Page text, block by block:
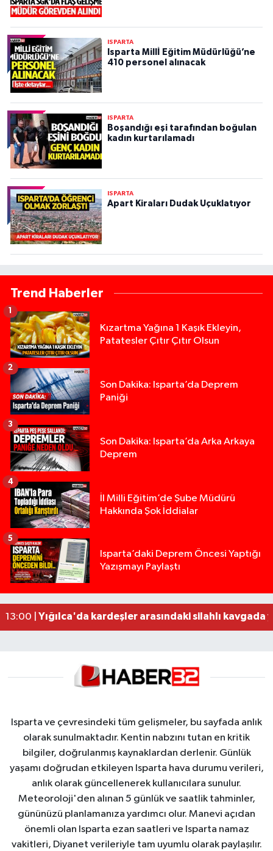
ISPARTA
Isparta Millİ Eğitim Müdürlüğü’ne
410 personel alınacak
ISPARTA
Boşandığı eşi tarafından boğulan
kadın kurtarılamadı
ISPARTA
Apart Kiraları Dudak Uçuklatıyor
Trend Haberler
Kızartma Yağına 1 Kaşık Ekleyin,
Patatesler Çıtır Çıtır Olsun
Son Dakika: Isparta’da Deprem
Paniği
2
Son Dakika: Isparta’da Arka Arkaya
Deprem
3
İl Milli Eğitim’de Şube Müdürü
Hakkında Şok İddialar
4
Isparta’daki Deprem Öncesi Yaptığı
Yazışmayı Paylaştı
5
12:48 |Tur teknesi çalışanlarının birbirine girdiği kavga
02:26 |MOTOSİKLETLE ÇARPIŞAN OTOMOBİL GÜL
20:12 |Alzheimer Hastası Adamdan Saatlerdir Haber
13:00 | Yığılca'da kardeşler arasındaki silahlı kavgada
Isparta ve çevresindeki tüm gelişmeler, bu sayfada anlık
olarak sunulmaktadır. Kentin nabzını tutan en kritik
bilgiler, doğrulanmış kaynaklardan derlenir. Günlük
yaşamı doğrudan etkileyen Isparta hava durumu verileri,
anlık olarak güncellenerek kullanıcılara sunulur.
Meteoroloji'den alınan 5 günlük ve saatlik tahminler,
gününüzü planlamanıza yardımcı olur. Manevi açıdan
önemli olan Isparta ezan saatleri ve Isparta namaz
vakitleri, Diyanet verileriyle tam uyumlu olarak paylaşılır.